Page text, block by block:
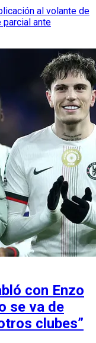
al volante de
parcial ante
con Enzo
se va de
clubes”